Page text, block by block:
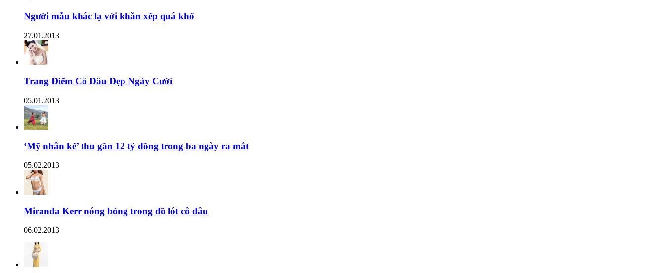
Người mẫu khác lạ với khăn xếp quá khổ
27.01.2013
Trang Điểm Cô Dâu Đẹp Ngày Cưới
05.01.2013
‘Mỹ nhân kế’ thu gần 12 tỷ đồng trong ba ngày ra mắt
05.02.2013
Miranda Kerr nóng bỏng trong đồ lót cô dâu
06.02.2013